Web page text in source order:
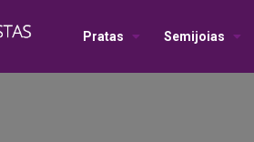
Pratas Semijoias